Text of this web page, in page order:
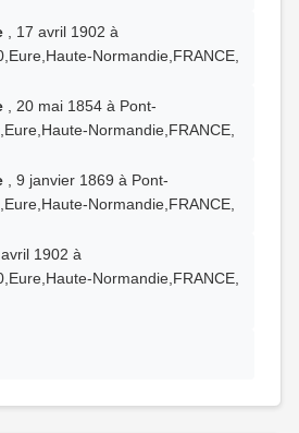
, 17 avril 1902 à
Normandie,FRANCE,
, 20 mai 1854 à Pont-
Normandie,FRANCE,
, 9 janvier 1869 à Pont-
Normandie,FRANCE,
avril 1902 à
Normandie,FRANCE,